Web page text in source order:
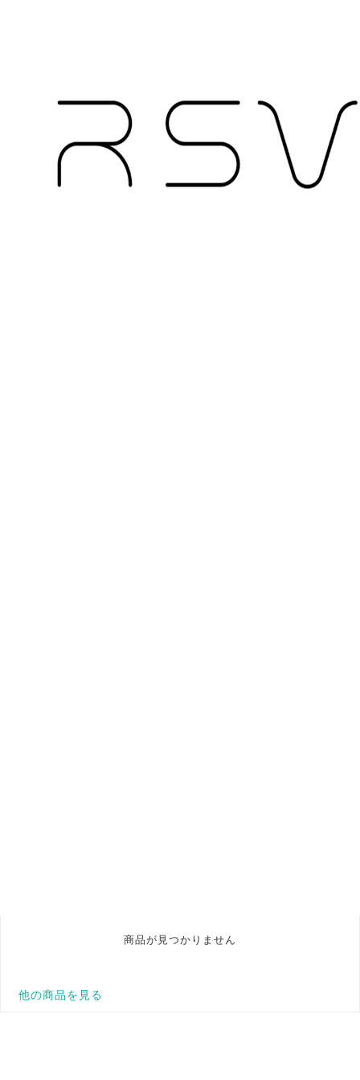
商品が見つかりません
他の商品を見る